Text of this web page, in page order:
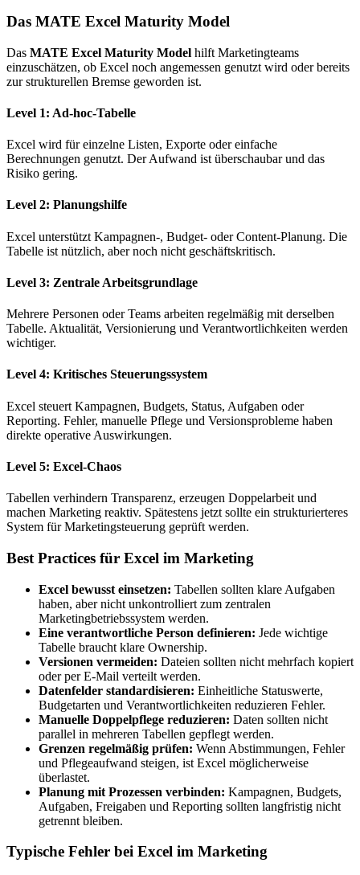
Das MATE Excel Maturity Model
Das MATE Excel Maturity Model hilft Marketingteams
einzuschätzen, ob Excel noch angemessen genutzt wird oder bereits
zur strukturellen Bremse geworden ist.
Level 1: Ad-hoc-Tabelle
Excel wird für einzelne Listen, Exporte oder einfache
Berechnungen genutzt. Der Aufwand ist überschaubar und das
Risiko gering.
Level 2: Planungshilfe
Excel unterstützt Kampagnen-, Budget- oder Content-Planung. Die
Tabelle ist nützlich, aber noch nicht geschäftskritisch.
Level 3: Zentrale Arbeitsgrundlage
Mehrere Personen oder Teams arbeiten regelmäßig mit derselben
Tabelle. Aktualität, Versionierung und Verantwortlichkeiten werden
wichtiger.
Level 4: Kritisches Steuerungssystem
Excel steuert Kampagnen, Budgets, Status, Aufgaben oder
Reporting. Fehler, manuelle Pflege und Versionsprobleme haben
direkte operative Auswirkungen.
Level 5: Excel-Chaos
Tabellen verhindern Transparenz, erzeugen Doppelarbeit und
machen Marketing reaktiv. Spätestens jetzt sollte ein strukturierteres
System für Marketingsteuerung geprüft werden.
Best Practices für Excel im Marketing
Excel bewusst einsetzen: Tabellen sollten klare Aufgaben
haben, aber nicht unkontrolliert zum zentralen
Marketingbetriebssystem werden.
Eine verantwortliche Person definieren: Jede wichtige
Tabelle braucht klare Ownership.
Versionen vermeiden: Dateien sollten nicht mehrfach kopiert
oder per E-Mail verteilt werden.
Datenfelder standardisieren: Einheitliche Statuswerte,
Budgetarten und Verantwortlichkeiten reduzieren Fehler.
Manuelle Doppelpflege reduzieren: Daten sollten nicht
parallel in mehreren Tabellen gepflegt werden.
Grenzen regelmäßig prüfen: Wenn Abstimmungen, Fehler
und Pflegeaufwand steigen, ist Excel möglicherweise
überlastet.
Planung mit Prozessen verbinden: Kampagnen, Budgets,
Aufgaben, Freigaben und Reporting sollten langfristig nicht
getrennt bleiben.
Typische Fehler bei Excel im Marketing